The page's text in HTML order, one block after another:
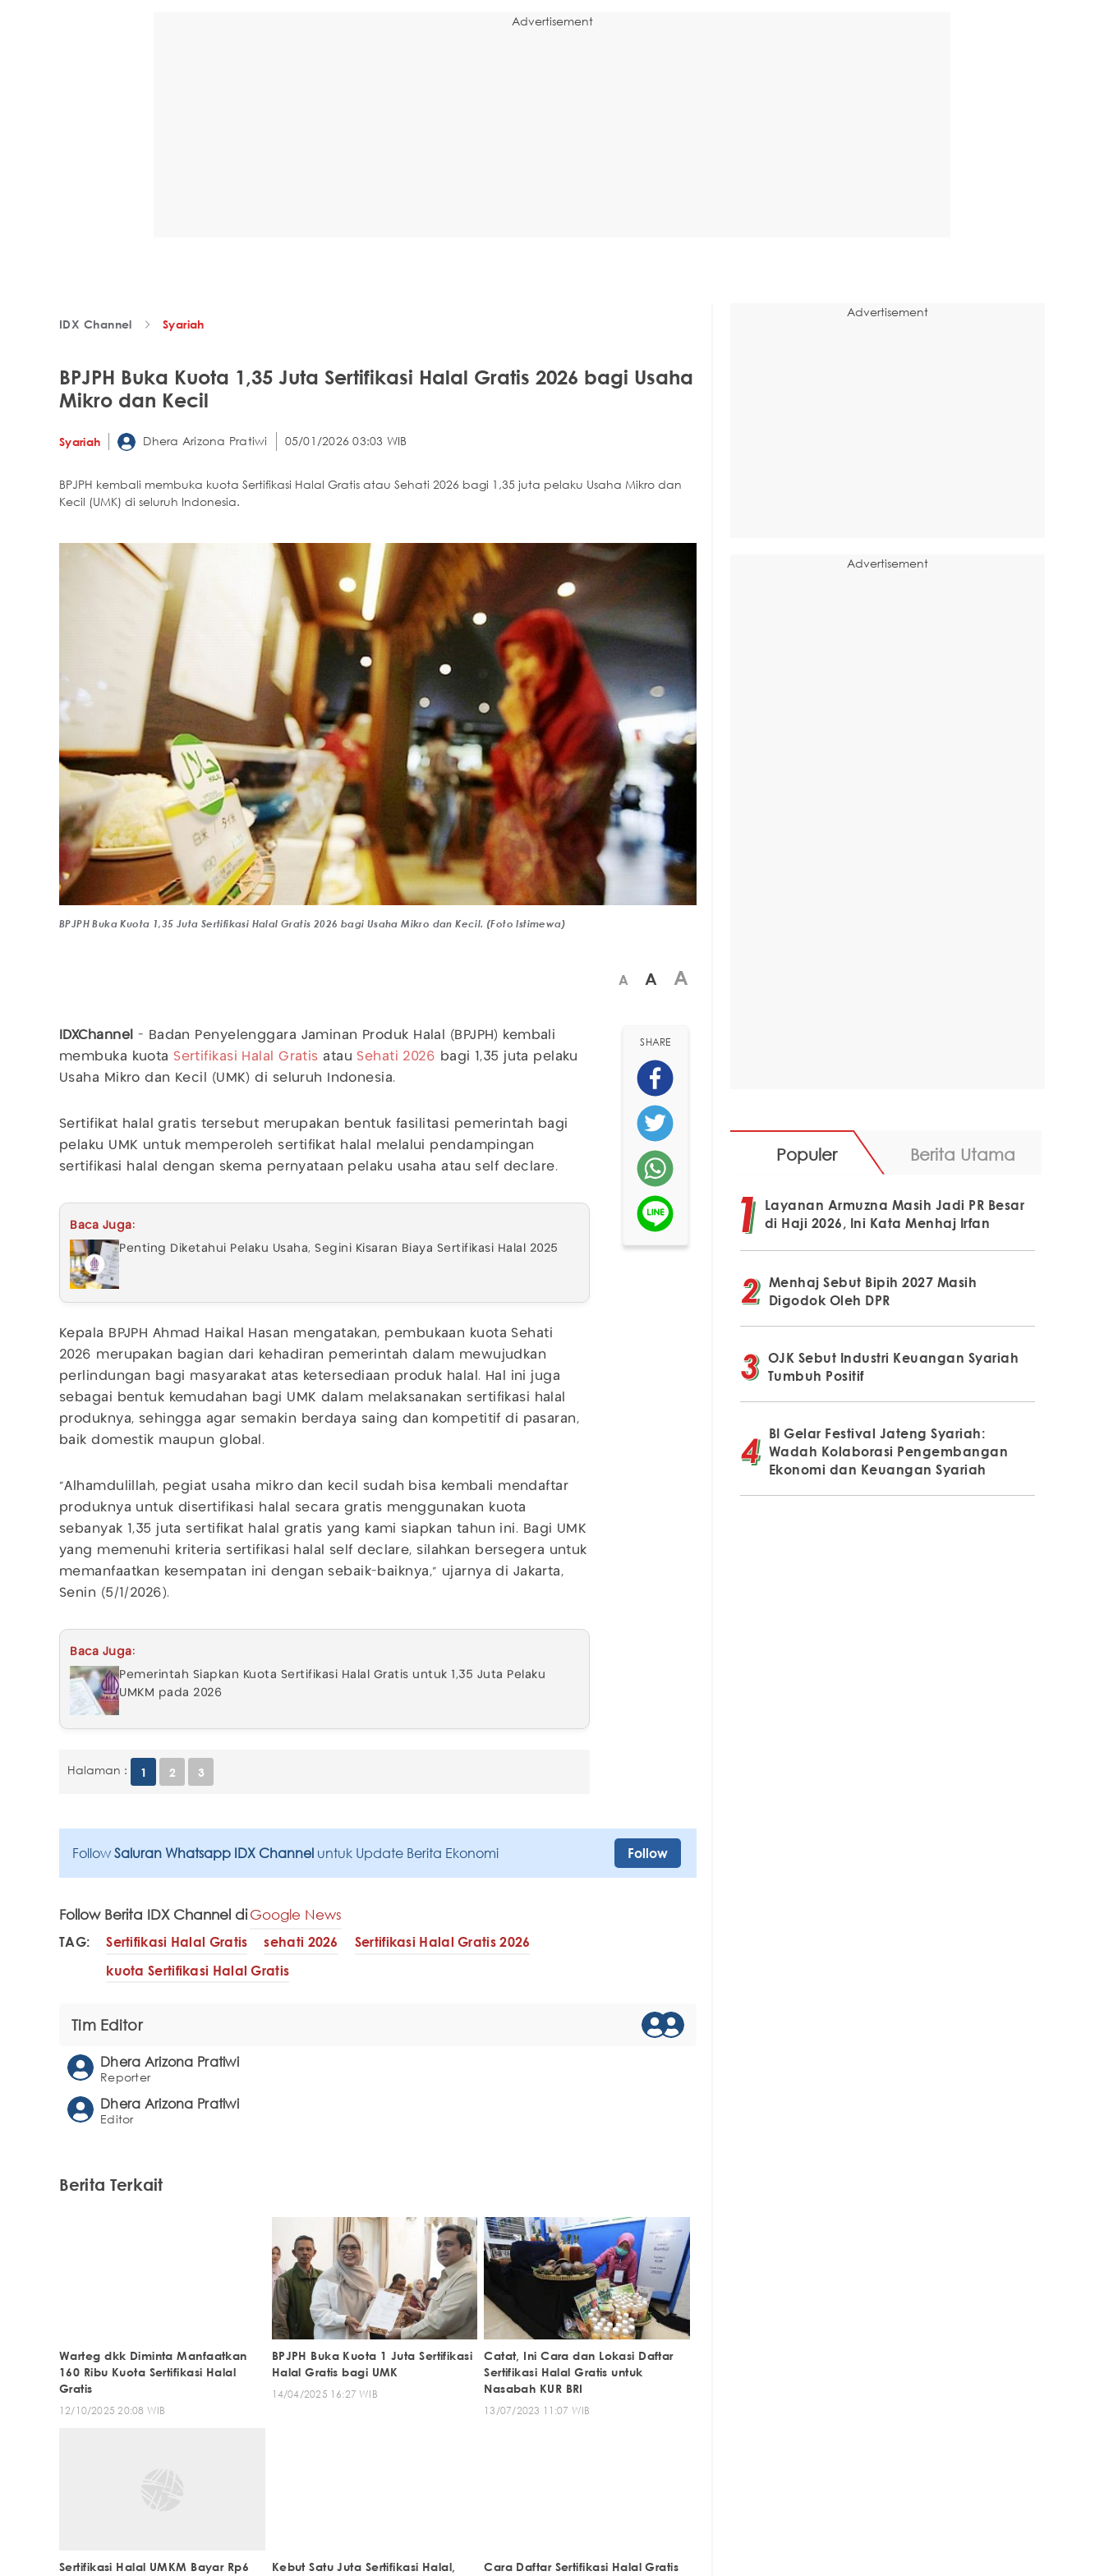
Advertisement
IDX Channel Syariah
BPJPH Buka Kuota 1,35 Juta Sertifikasi Halal Gratis 2026 bagi Usaha
Mikro dan Kecil
Syariah Dhera Arizona Pratiwi 05/01/2026 03:03 WIB
BPJPH kembali membuka kuota Sertifikasi Halal Gratis atau Sehati 2026 bagi 1,35 juta pelaku Usaha Mikro dan
Kecil (UMK) di seluruh Indonesia.
BPJPH Buka Kuota 1,35 Juta Sertifikasi Halal Gratis 2026 bagi Usaha Mikro dan Kecil. (Foto Istimewa)
A A A
IDXChannel
- Badan Penyelenggara Jaminan Produk Halal (BPJPH) kembali
membuka kuota Sertifikasi Halal Gratis atau Sehati 2026 bagi 1,35 juta pelaku
Usaha Mikro dan Kecil (UMK) di seluruh Indonesia.
Sertifikat halal gratis tersebut merupakan bentuk fasilitasi pemerintah bagi
pelaku UMK untuk memperoleh sertifikat halal melalui pendampingan
sertifikasi halal dengan skema pernyataan pelaku usaha atau self declare.
Baca Juga:
Penting Diketahui Pelaku Usaha, Segini Kisaran Biaya Sertifikasi Halal 2025
Kepala BPJPH Ahmad Haikal Hasan mengatakan, pembukaan kuota Sehati
2026 merupakan bagian dari kehadiran pemerintah dalam mewujudkan
perlindungan bagi masyarakat atas ketersediaan produk halal. Hal ini juga
sebagai bentuk kemudahan bagi UMK dalam melaksanakan sertifikasi halal
produknya, sehingga agar semakin berdaya saing dan kompetitif di pasaran,
baik domestik maupun global.
“Alhamdulillah, pegiat usaha mikro dan kecil sudah bisa kembali mendaftar
produknya untuk disertifikasi halal secara gratis menggunakan kuota
sebanyak 1,35 juta sertifikat halal gratis yang kami siapkan tahun ini. Bagi UMK
yang memenuhi kriteria sertifikasi halal self declare, silahkan bersegera untuk
memanfaatkan kesempatan ini dengan sebaik-baiknya,” ujarnya di Jakarta,
Senin (5/1/2026).
Baca Juga:
Pemerintah Siapkan Kuota Sertifikasi Halal Gratis untuk 1,35 Juta Pelaku
UMKM pada 2026
Halaman : 1 2 3
SHARE
Follow Saluran Whatsapp IDX Channel untuk Update Berita Ekonomi Follow
Follow Berita IDX Channel diGoogle News
TAG: Sertifikasi Halal Gratis sehati 2026
Sertifikasi Halal Gratis 2026
kuota Sertifikasi Halal Gratis
Tim Editor
Dhera Arizona Pratiwi
Reporter
Dhera Arizona Pratiwi
Editor
Berita Terkait
Warteg dkk Diminta Manfaatkan
160 Ribu Kuota Sertifikasi Halal
Gratis
12/10/2025 20:08 WIB
BPJPH Buka Kuota 1 Juta Sertifikasi
Halal Gratis bagi UMK
14/04/2025 16:27 WIB
Catat, Ini Cara dan Lokasi Daftar
Sertifikasi Halal Gratis untuk
Nasabah KUR BRI
13/07/2023 11:07 WIB
Sertifikasi Halal UMKM Bayar Rp6 Kebut Satu Juta Sertifikasi Halal, Cara Daftar Sertifikasi Halal Gratis
Advertisement
Advertisement
Populer Berita Utama
Layanan Armuzna Masih Jadi PR Besar
di Haji 2026, Ini Kata Menhaj Irfan
Menhaj Sebut Bipih 2027 Masih
Digodok Oleh DPR
OJK Sebut Industri Keuangan Syariah
Tumbuh Positif
BI Gelar Festival Jateng Syariah:
Wadah Kolaborasi Pengembangan
Ekonomi dan Keuangan Syariah